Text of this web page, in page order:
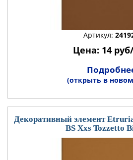
Артикул:
Цена: 14
(открыть в
Декоративный элемент
BS Xxs Tozzetto